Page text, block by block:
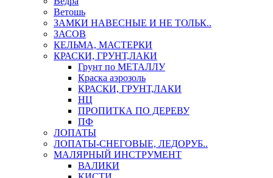
Ветошь
ЗАМКИ НАВЕСНЫЕ И НЕ ТОЛЬК..
ЗАСОВ
КЕЛЬМА, МАСТЕРКИ
КРАСКИ, ГРУНТ,ЛАКИ
Грунт по МЕТАЛЛУ
Краска аэрозоль
КРАСКИ, ГРУНТ,ЛАКИ
НЦ
ПРОПИТКА ПО ДЕРЕВУ
ПФ
ЛОПАТЫ
ЛОПАТЫ-СНЕГОВЫЕ, ЛЕДОРУБ..
МАЛЯРНЫЙ ИНСТРУМЕНТ
ВАЛИКИ